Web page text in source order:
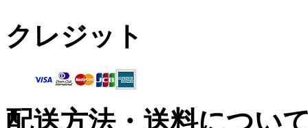
クレジット
配送方法・送料につい